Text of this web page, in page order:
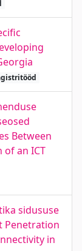
Between
an ICT
sidususe
Penetration
in